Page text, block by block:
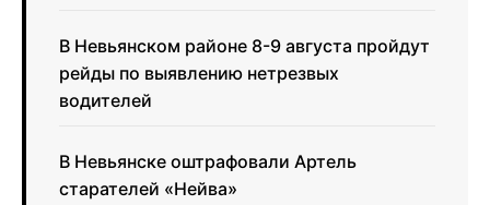
В Невьянском районе 8-9 августа пройдут
рейды по выявлению нетрезвых
водителей
В Невьянске оштрафовали Артель
старателей «Нейва»